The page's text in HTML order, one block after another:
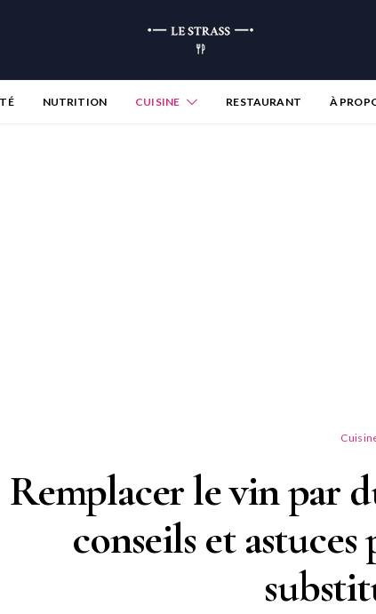
NUTRITION CUISINE RESTAURANT À
Remplacer le vin par
conseils et